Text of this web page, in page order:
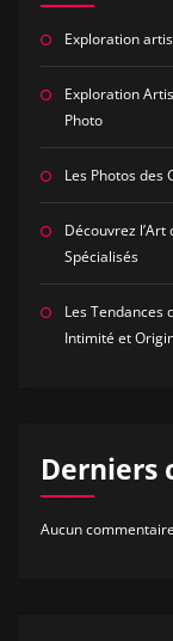
Exploration
Exploration
Photo
Les Photos des
Découvrez
Spécialisés
Les Tendances
Intimité et
Derniers
Aucun